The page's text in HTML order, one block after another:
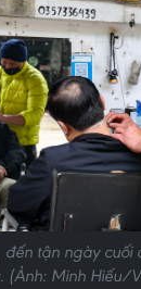
tận ngày cuối
(Ảnh: Minh Hiếu/